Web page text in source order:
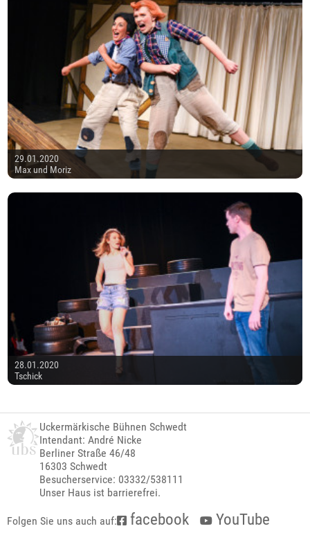
29.01.2020
Max und Moriz
28.01.2020
Tschick
Uckermärkische Bühnen Schwedt
Intendant: André Nicke
Berliner Straße 46/48
16303 Schwedt
Besucherservice: 03332/538111
Unser Haus ist barrierefrei.
Folgen Sie uns auch auf: facebook
YouTube